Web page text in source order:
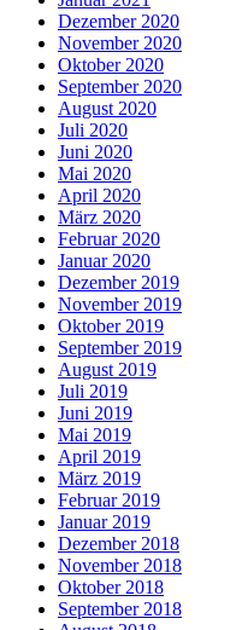
Dezember 2020
November 2020
Oktober 2020
September 2020
August 2020
Juli 2020
Juni 2020
Mai 2020
April 2020
März 2020
Februar 2020
Januar 2020
Dezember 2019
November 2019
Oktober 2019
September 2019
August 2019
Juli 2019
Juni 2019
Mai 2019
April 2019
März 2019
Februar 2019
Januar 2019
Dezember 2018
November 2018
Oktober 2018
September 2018